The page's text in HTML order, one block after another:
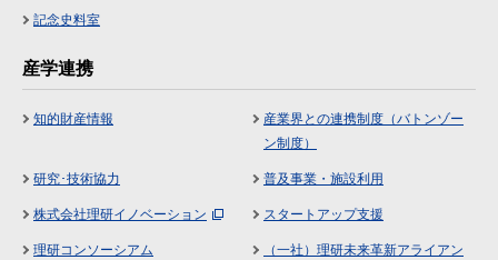
記念史料室
産学連携
知的財産情報
産業界との連携制度（バトンゾー
ン制度）
研究･技術協力 普及事業・施設利用
株式会社理研イノベーション スタートアップ支援
理研コンソーシアム
（一社）理研未来革新アライアン